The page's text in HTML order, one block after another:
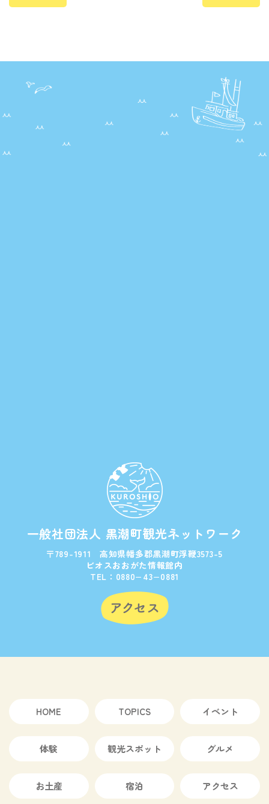
一般社団法人 黒潮町観光ネットワーク
〒789-1911 高知県幡多郡黒潮町浮鞭3573-5
ビオスおおがた情報館内
TEL：0880−43−0881
HOME TOPICS イベント
体験 観光スポット グルメ
お土産 宿泊 アクセス